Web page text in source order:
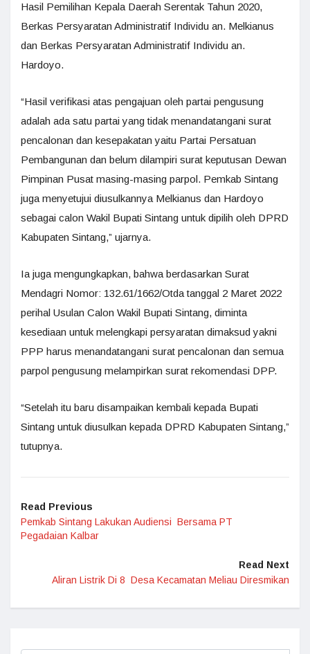
Hasil Pemilihan Kepala Daerah Serentak Tahun 2020,
Berkas Persyaratan Administratif Individu an. Melkianus
dan Berkas Persyaratan Administratif Individu an.
Hardoyo.
“Hasil verifikasi atas pengajuan oleh partai pengusung
adalah ada satu partai yang tidak menandatangani surat
pencalonan dan kesepakatan yaitu Partai Persatuan
Pembangunan dan belum dilampiri surat keputusan Dewan
Pimpinan Pusat masing-masing parpol. Pemkab Sintang
juga menyetujui diusulkannya Melkianus dan Hardoyo
sebagai calon Wakil Bupati Sintang untuk dipilih oleh DPRD
Kabupaten Sintang,” ujarnya.
Ia juga mengungkapkan, bahwa berdasarkan Surat
Mendagri Nomor: 132.61/1662/Otda tanggal 2 Maret 2022
perihal Usulan Calon Wakil Bupati Sintang, diminta
kesediaan untuk melengkapi persyaratan dimaksud yakni
PPP harus menandatangani surat pencalonan dan semua
parpol pengusung melampirkan surat rekomendasi DPP.
“Setelah itu baru disampaikan kembali kepada Bupati
Sintang untuk diusulkan kepada DPRD Kabupaten Sintang,”
tutupnya.
Read Previous
Pemkab Sintang Lakukan Audiensi Bersama PT
Pegadaian Kalbar
Read Next
Aliran Listrik Di 8 Desa Kecamatan Meliau Diresmikan